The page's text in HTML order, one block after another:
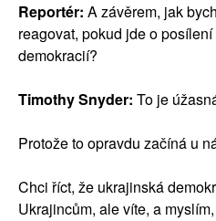
Reportér: A závěrem, jak
reagovat, pokud jde o
demokracií?
Timothy Snyder: To je
Protože to opravdu začíná u
Chci říct, že ukrajinská
Ukrajincům, ale víte, a